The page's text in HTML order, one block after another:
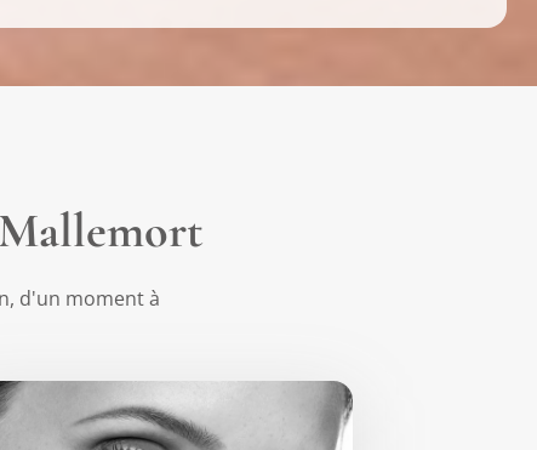
d'un moment à